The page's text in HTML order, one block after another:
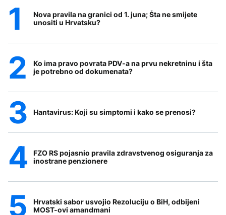
Nova pravila na granici od 1. juna; Šta ne smijete
unositi u Hrvatsku?
Ko ima pravo povrata PDV-a na prvu nekretninu i šta
je potrebno od dokumenata?
Hantavirus: Koji su simptomi i kako se prenosi?
FZO RS pojasnio pravila zdravstvenog osiguranja za
inostrane penzionere
Hrvatski sabor usvojio Rezoluciju o BiH, odbijeni
MOST-ovi amandmani